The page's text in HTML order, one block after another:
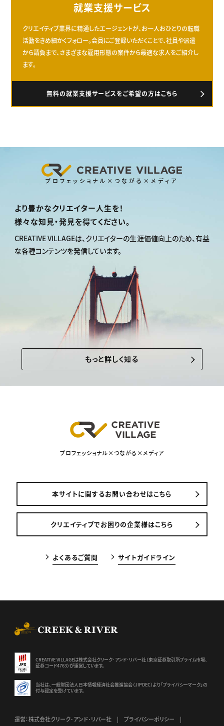
就業支援サービス
クリエイティブ業界に精通したエージェントが、お一人おひとりの転職
活動をきめ細かくフォロー。会員にご登録いただくことで、社員や派遣
から請負まで、さまざまな雇用形態の案件から最適な求人をご紹介し
ます。
無料の就業支援サービスをご希望の方はこちら
プロフェッショナル×つながる×メディア
より豊かなクリエイター人生を！
様々な知見・発見を得てください。
CREATIVE VILLAGEは、 クリエイターの生涯価値向上のため、有益
な各種コンテンツを発信しています。
もっと詳しく知る
プロフェッショナル×つながる×メディア
本サイトに関するお問い合わせはこちら
クリエイティブでお困りの企業様はこちら
よくあるご質問 サイトガイドライン
CREATIVE VILLAGEは株式会社クリーク･アンド･リバー社（東京証券取引所プライム市場、
証券コード4763）が運営しています。
当社は、一般財団法人日本情報経済社会推進協会（JIPDEC）より 「プライバシーマーク」の
付与認定を受けています。
運営：株式会社クリーク･アンド･リバー社 プライバシーポリシー